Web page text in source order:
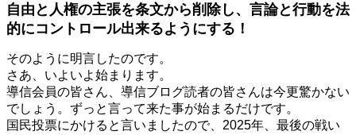
自由と人権の主張を条文から削除し、言論と行動を法
的にコントロール出来るようにする！
そのように明言したのです。
さあ、いよいよ始まります。
導信会員の皆さん、導信ブログ読者の皆さんは今更驚かない
でしょう。ずっと言って来た事が始まるだけです。
国民投票にかけると言いましたので、2025年、最後の戦い